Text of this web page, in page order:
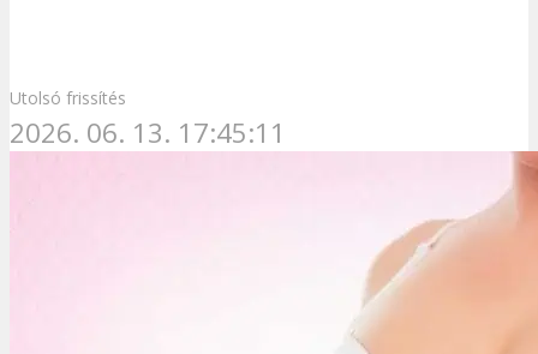
Utolsó frissítés
2026. 06. 13. 17:45:11